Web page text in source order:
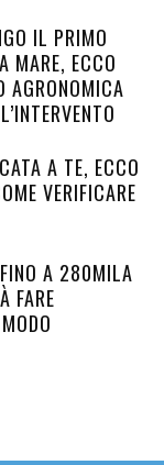
IL PRIMO
MARE, ECCO
AGRONOMICA
A TE, ECCO
VERIFICARE
A 280MILA
FARE